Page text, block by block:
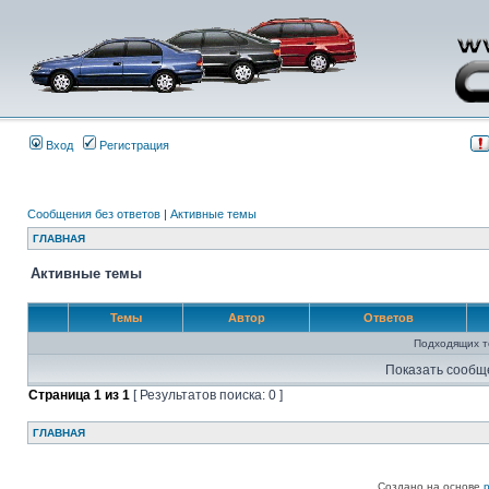
Вход Регистрация
Сообщения без ответов | Активные темы
ГЛАВНАЯ
Активные темы
Темы Автор Ответов
Подходящих
Показать
Страница 1 из 1 [ Результатов поиска: 0 ]
ГЛАВНАЯ
Создано на основе